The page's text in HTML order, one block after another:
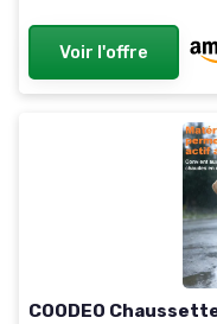
Voir l'offre
COODEO